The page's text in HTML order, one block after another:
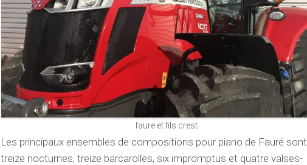
faure et fils crest
Les principaux ensembles de compositions pour piano de Fauré sont
treize nocturnes, treize barcarolles, six impromptus et quatre valses-